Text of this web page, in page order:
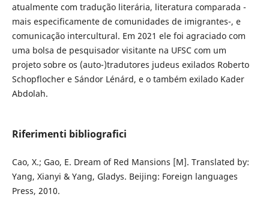
atualmente com tradução literária, literatura comparada -
mais especificamente de comunidades de imigrantes-, e
comunicação intercultural. Em 2021 ele foi agraciado com
uma bolsa de pesquisador visitante na UFSC com um
projeto sobre os (auto-)tradutores judeus exilados Roberto
Schopflocher e Sándor Lénárd, e o também exilado Kader
Abdolah.
Riferimenti bibliografici
Cao, X.; Gao, E. Dream of Red Mansions [M]. Translated by:
Yang, Xianyi & Yang, Gladys. Beijing: Foreign languages
Press, 2010.